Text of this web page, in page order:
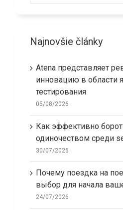
Najnovšie články
Atena представляет
инновацию в области
тестирования
05/08/2026
Как эффективно
одиночеством среди
30/07/2026
Почему поездка на
выбор для начала
24/07/2026